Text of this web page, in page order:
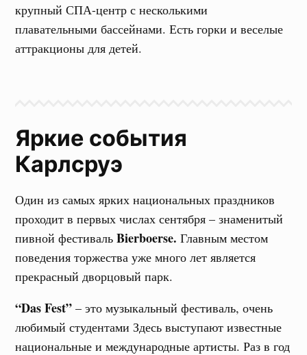
крупный СПА-центр с несколькими
плавательными бассейнами. Есть горки и веселые
аттракционы для детей.
Яркие события
Карлсруэ
Один из самых ярких национальных праздников
проходит в первых числах сентября – знаменитый
пивной фестивальBierboerse. Главным местом
поведения торжества уже много лет является
прекрасный дворцовый парк.
“Das Fest” – это музыкальный фестиваль, очень
любимый студентами Здесь выступают известные
национальные и международные артисты. Раз в год